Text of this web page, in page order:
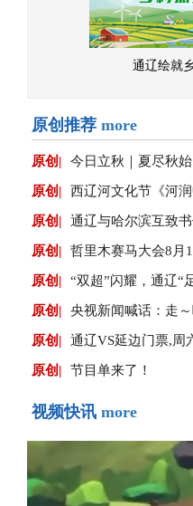
通辽绘就
原创推荐 more
原创| 今日立秋｜夏尽秋
原创| 西辽河文化节《河
原创| 通辽与哈尔滨互致书
原创| 哲里木赛马大会8月
原创| “双超”闪耀，通辽“
原创| 央视新闻喊话：走
原创| 通辽VS延边门票,周
原创| 节目单来了！
视频快讯 more